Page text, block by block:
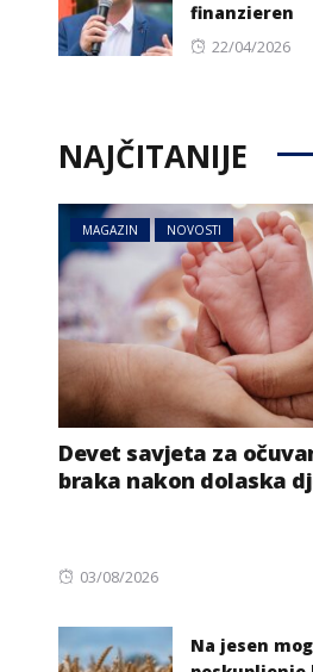
finanzieren
Posted
22/04/2026
NAJČITANIJE
MAGAZIN NOVOSTI
Devet savjeta za
braka nakon dolaska
Posted
03/08/2026
Na jesen